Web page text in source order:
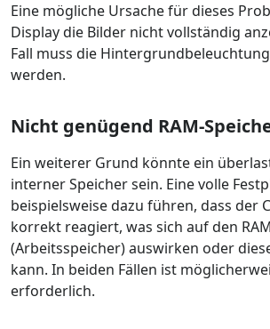
Eine mögliche Ursache für dieses
Display die Bilder nicht vollständig
Fall muss die
werden.
Nicht genügend RAM-
Ein weiterer Grund könnte ein
interner Speicher sein. Eine volle
beispielsweise dazu führen, dass der
korrekt reagiert, was sich auf den RAM
(Arbeitsspeicher) auswirken oder
kann. In beiden Fällen ist
erforderlich.